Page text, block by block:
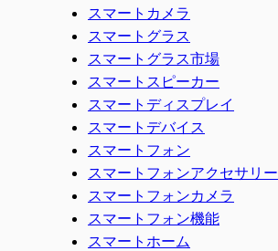
スマートカメラ
スマートグラス
スマートグラス市場
スマートスピーカー
スマートディスプレイ
スマートデバイス
スマートフォン
スマートフォンアクセサリー
スマートフォンカメラ
スマートフォン機能
スマートホーム